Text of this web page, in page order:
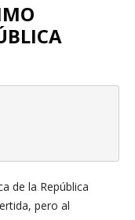
de la República
pero al